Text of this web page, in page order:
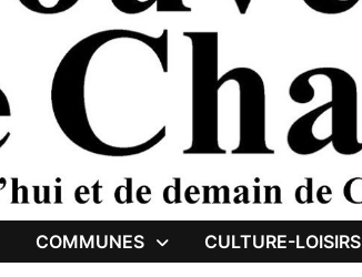
COMMUNES CULTURE-LOISIRS